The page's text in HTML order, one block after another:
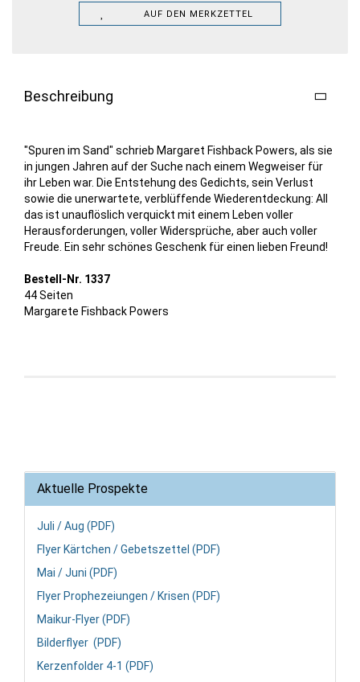
AUF DEN MERKZETTEL
Beschreibung
"Spuren im Sand" schrieb Margaret Fishback Powers, als sie
in jungen Jahren auf der Suche nach einem Wegweiser für
ihr Leben war. Die Entstehung des Gedichts, sein Verlust
sowie die unerwartete, verblüffende Wiederentdeckung: All
das ist unauflöslich verquickt mit einem Leben voller
Herausforderungen, voller Widersprüche, aber auch voller
Freude. Ein sehr schönes Geschenk für einen lieben Freund!
Bestell-Nr. 1337
44 Seiten
Margarete Fishback Powers
Aktuelle Prospekte
Juli / Aug (PDF)
Flyer Kärtchen / Gebetszettel (PDF)
Mai / Juni (PDF)
Flyer Prophezeiungen / Krisen (PDF)
Maikur-Flyer (PDF)
Bilderflyer (PDF)
Kerzenfolder 4-1 (PDF)